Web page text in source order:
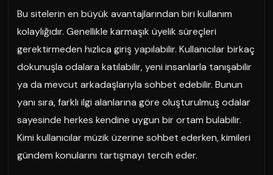
Bu sitelerin en büyük avantajlarından biri kullanım
kolaylığıdır. Genellikle karmaşık üyelik süreçleri
gerektirmeden hızlıca giriş yapılabilir. Kullanıcılar birkaç
dokunuşla odalara katılabilir, yeni insanlarla tanışabilir
ya da mevcut arkadaşlarıyla sohbet edebilir. Bunun
yanı sıra, farklı ilgi alanlarına göre oluşturulmuş odalar
sayesinde herkes kendine uygun bir ortam bulabilir.
Kimi kullanıcılar müzik üzerine sohbet ederken, kimileri
gündem konularını tartışmayı tercih eder.